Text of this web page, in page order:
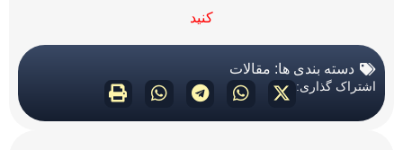
کنید
دسته بندی ها: مقالات
اشتراک گذاری: